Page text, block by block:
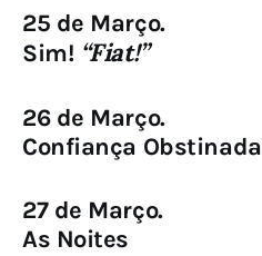
25 de Março.
Sim! “Fiat!”
26 de Março.
Confiança Obstinada
27 de Março.
As Noites